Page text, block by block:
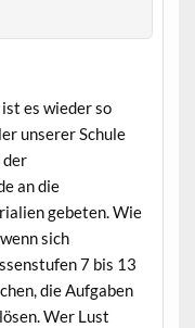
es wieder so
unserer Schule
der
an die
gebeten. Wie
sich
7 bis 13
die Aufgaben
Wer Lust